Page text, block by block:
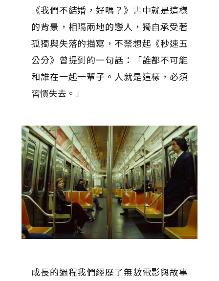
《我們不結婚，好嗎？》書中就是這樣
的背景，相隔兩地的戀人，獨自承受著
孤獨與失落的描寫，不禁想起《秒速五
公分》曾提到的一句話：「誰都不可能
和誰在一起一輩子。人就是這樣，必須
習慣失去。」
成長的過程我們經歷了無數電影與故事